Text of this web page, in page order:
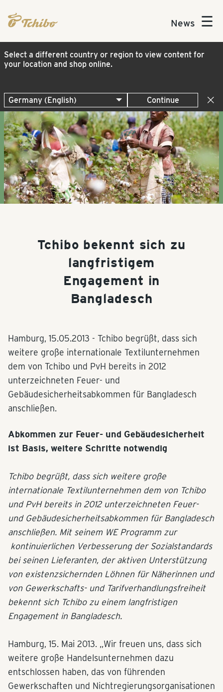
News ☰
Select a different country or region to view content for
your location and shop online.
Continue
Tchibo bekennt sich zu
langfristigem
Engagement in
Bangladesch
Hamburg, 15.05.2013 - Tchibo begrüßt, dass sich
weitere große internationale Textilunternehmen
dem von Tchibo und PvH bereits in 2012
unterzeichneten Feuer- und
Gebäudesicherheitsabkommen für Bangladesch
anschließen.
Abkommen zur Feuer- und Gebäudesicherheit
ist Basis, weitere Schritte notwendig
Tchibo begrüßt, dass sich weitere große
internationale Textilunternehmen dem von Tchibo
und PvH bereits in 2012 unterzeichneten Feuer-
und Gebäudesicherheitsabkommen für Bangladesch
anschließen. Mit seinem WE Programm zur
kontinuierlichen Verbesserung der Sozialstandards
bei seinen Lieferanten, der aktiven Unterstützung
von existenzsichernden Löhnen für Näherinnen und
von Gewerkschafts- und Tarifverhandlungsfreiheit
bekennt sich Tchibo zu einem langfristigen
Engagement in Bangladesch.
Hamburg, 15. Mai 2013. „Wir freuen uns, dass sich
weitere große Handelsunternehmen dazu
entschlossen haben, das von führenden
Gewerkschaften und Nichtregierungsorganisationen